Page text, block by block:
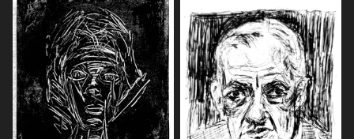
Contact